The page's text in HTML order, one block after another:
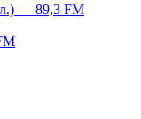
— 89,3 FM